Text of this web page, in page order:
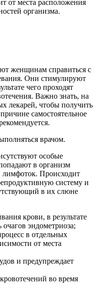
от места расположения
организма.
женщинам справиться с
Они стимулируют
чего проходят
Важно знать, на
лекарей, чтобы получить
самостоятельное
врачом.
особые
в организм
Происходит
систему и
в их слюне
крови, в результате
очагов эндометриоза;
в отдельных
от места
и предупреждает
во время